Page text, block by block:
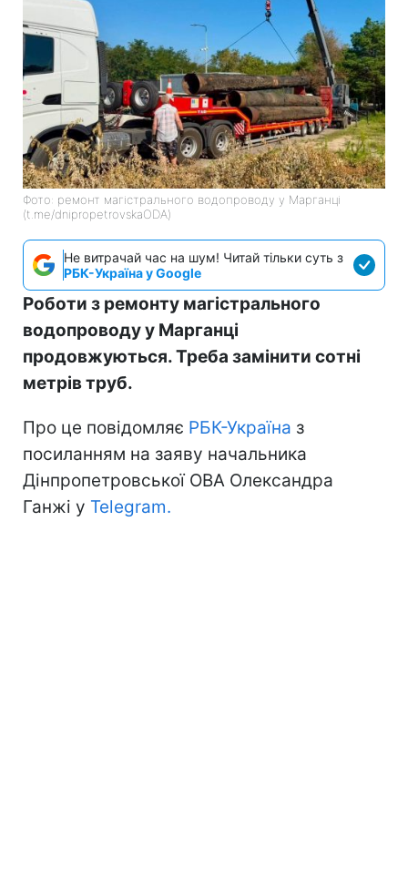
Фото: ремонт магістрального водопроводу у Марганці
(t.me/dnipropetrovskaODA)
Не витрачай час на шум! Читай тільки суть з
РБК-Україна у Google
Роботи з ремонту магістрального
водопроводу у Марганці
продовжуються. Треба замінити сотні
метрів труб.
Про це повідомляє РБК-Україна з
посиланням на заяву начальника
Дінпропетровської ОВА Олександра
Ганжі у Telegram.